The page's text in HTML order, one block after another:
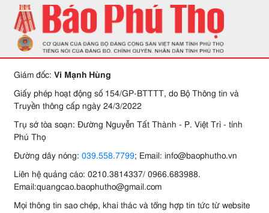
Giám đốc: Vi Mạnh Hùng
Giấy phép hoạt động số 154/GP-BTTTT, do Bộ Thông tin và
Truyền thông cấp ngày 24/3/2022
Trụ sở tòa soạn: Đường Nguyễn Tất Thành - P. Việt Trì - tỉnh
Phú Thọ
Đường dây nóng: 039.558.7799; Email: info@baophutho.vn
Liên hệ quảng cáo: 0210.3814337/ 0966.683988.
Email:quangcao.baophutho@gmail.com
Mọi thông tin sao chép, khai thác và tổng hợp tin tức từ website